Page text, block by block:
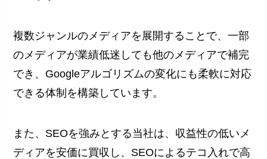
複数ジャンルのメディアを展開することで、一部
のメディアが業績低迷しても他のメディアで補完
でき、Googleアルゴリズムの変化にも柔軟に対応
できる体制を構築しています。
また、SEOを強みとする当社は、収益性の低いメ
ディアを安価に買収し、SEOによるテコ入れで高